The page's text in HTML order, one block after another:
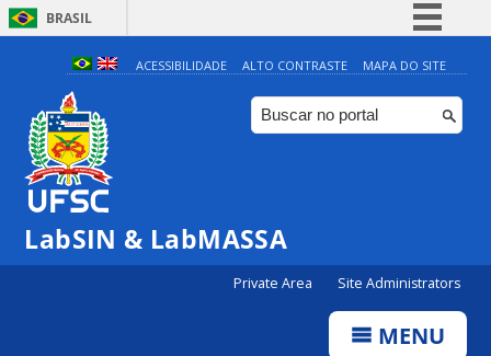
BRASIL
Simplifique!
Comunica BR
Participe
ACESSIBILIDADE ALTO CONTRASTE MAPA DO SITE
LabSIN & LabMASSA
Private Area Site Administrators
MENU